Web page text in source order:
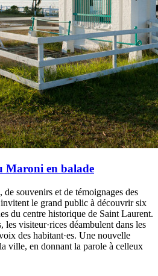
Maroni en balade
de souvenirs et de témoignages des
invitent le grand public à découvrir six
du centre historique de Saint Laurent.
les visiteur·rices déambulent dans les
des habitant·es. Une nouvelle
ville, en donnant la parole à celleux